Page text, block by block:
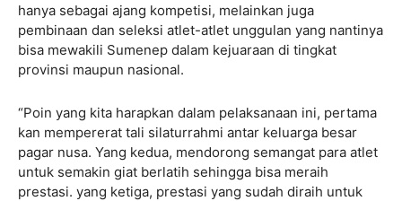
hanya sebagai ajang kompetisi, melainkan juga
pembinaan dan seleksi atlet-atlet unggulan yang nantinya
bisa mewakili Sumenep dalam kejuaraan di tingkat
provinsi maupun nasional.
“Poin yang kita harapkan dalam pelaksanaan ini, pertama
kan mempererat tali silaturrahmi antar keluarga besar
pagar nusa. Yang kedua, mendorong semangat para atlet
untuk semakin giat berlatih sehingga bisa meraih
prestasi. yang ketiga, prestasi yang sudah diraih untuk